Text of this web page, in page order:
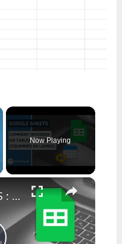
Now Playing
×
GOOGLE SHEETS : COMMENT INVERSER UN TABLEAU ? (COLONNES EN LIGNES)